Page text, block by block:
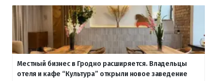
Местный бизнес в Гродно расширяется. Владельцы
отеля и кафе “Культура” открыли новое заведение